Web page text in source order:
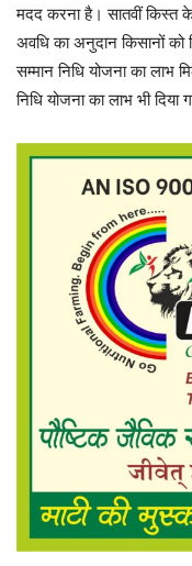
मदद करना है। सातवीं
अवधि का अनुदान किसानों को
सम्मान निधि योजना का लाभ
निधि योजना का लाभ भी दिया